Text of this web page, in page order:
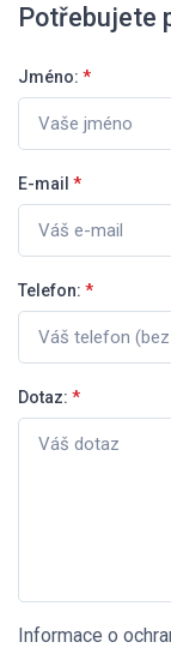
Potřebujete
Jméno: *
E-mail *
Telefon: *
Dotaz: *
Informace o